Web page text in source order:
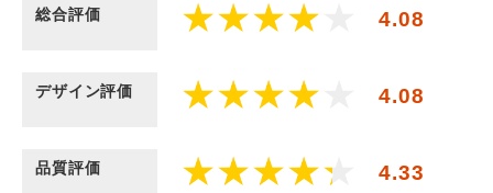
総合評価 4.08
デザイン評価 4.08
品質評価 4.33